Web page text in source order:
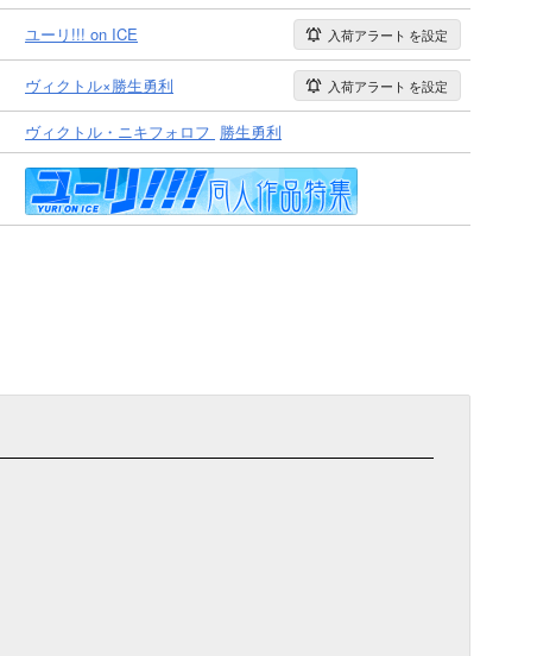
ユーリ!!! on ICE 入荷アラート を設定
ヴィクトル×勝生勇利 入荷アラート を設定
ヴィクトル・ニキフォロフ 勝生勇利